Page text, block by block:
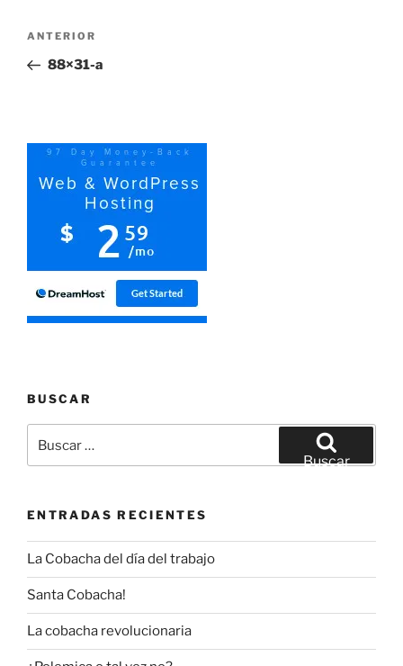
Navegación
entradas
Entrada
anterior:
ANTERIOR
88×31-a
BUSCAR
por:
Buscar
ENTRADAS RECIENTES
La Cobacha del día del trabajo
Santa Cobacha!
La cobacha revolucionaria